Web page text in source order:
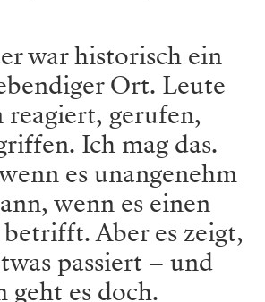
war historisch ein
Ort. Leute
reagiert, gerufen,
Ich mag das.
es unangenehm
wenn es einen
betrifft.Aber es zeigt,
passiert – und
geht es doch.